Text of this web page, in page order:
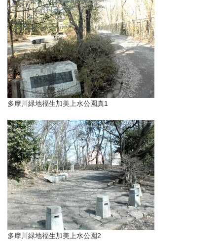
多摩川緑地福生加美上水公園真1
多摩川緑地福生加美上水公園2